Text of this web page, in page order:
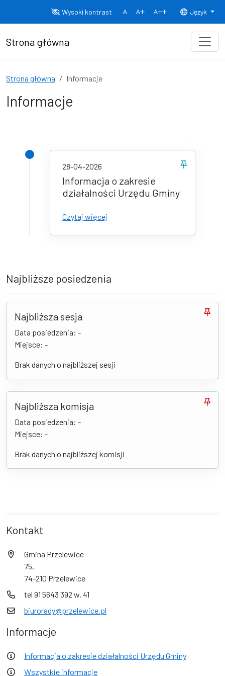
Wysoki kontrast
Normalny rozmiar czcionki
Rozmiar czcionki 150% Rozmiar
Język
Strona główna
Strona główna Informacje
Informacje
28-04-2026
Informacja o zakresie
działalności Urzędu Gminy
Czytaj więcej
Najbliższe posiedzenia
Najbliższa sesja
Data posiedzenia: -
Miejsce: -
Brak danych o najbliższej sesji
Najbliższa komisja
Data posiedzenia: -
Miejsce: -
Brak danych o najbliższej komisji
Kontakt
Gmina Przelewice
75,
74-210 Przelewice
tel 91 5643 392 w. 41
biurorady@przelewice.pl
Informacje
Informacja o zakresie działalności Urzędu Gminy
Wszystkie informacje